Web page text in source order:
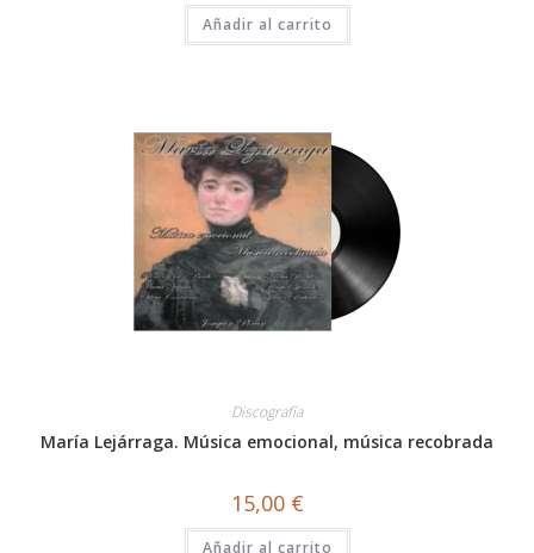
Añadir al carrito
Discografía
María Lejárraga. Música emocional, música recobrada
15,00 €
Añadir al carrito